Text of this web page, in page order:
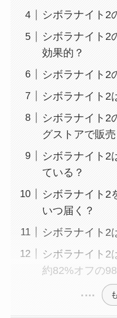
シボラナイト2
シボラナイト2
効果的？
シボラナイト2
シボラナイト2
シボラナイト2
グストアで販
シボラナイト2
ている？
シボラナイト2
いつ届く？
シボラナイト2
シボラナイト2
約82%オフの